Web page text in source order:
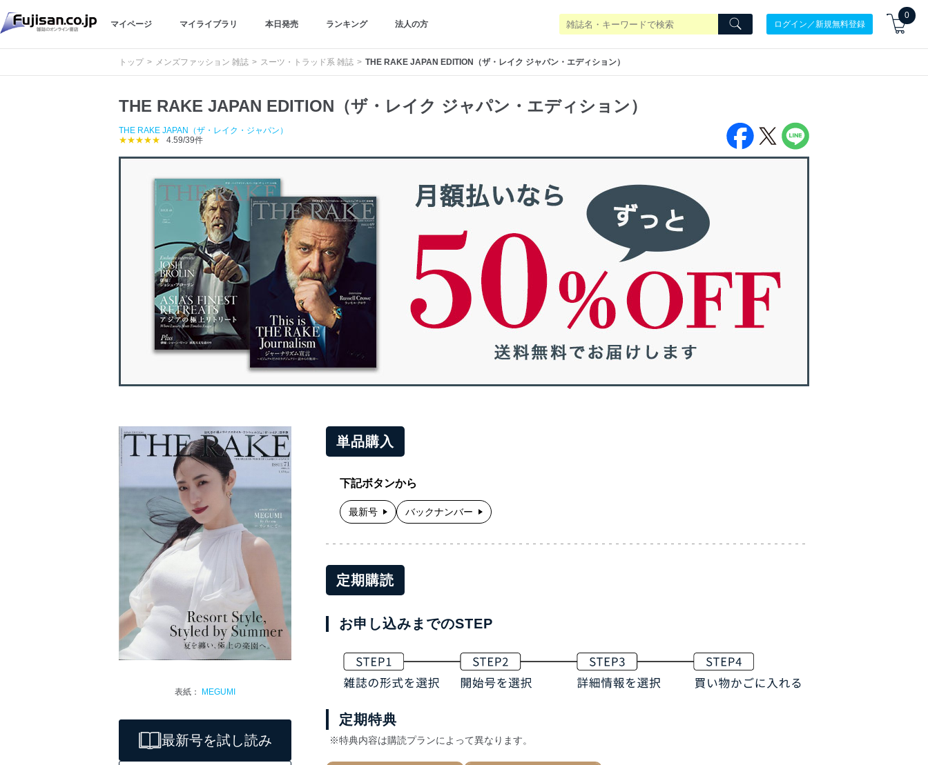
マイページ マイライブラリ 本日発売 ランキング 法人の方 ログイン／新規無料登録
0
トップ メンズファッション 雑誌 スーツ・トラッド系 雑誌 THE RAKE JAPAN EDITION（ザ・レイク ジャパン・エディション）
THE RAKE JAPAN EDITION（ザ・レイク ジャパン・エディション）
THE RAKE JAPAN（ザ・レイク・ジャパン）
★★★★★
4.59/39件
表紙： MEGUMI
最新号を試し読み
単品購入
下記ボタンから
最新号 バックナンバー
定期購読
お申し込みまでのSTEP
定期特典
※特典内容は購読プランによって異なります。